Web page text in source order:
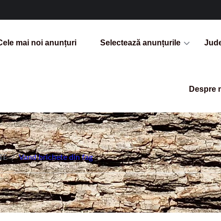
mai noi anunțuri Selectează anunțurile
Despre
/ Vand brichete din fag